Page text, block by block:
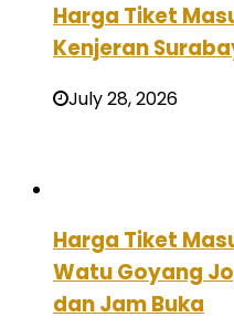
Harga Tiket
Kenjeran
July 28, 2026
Harga Tiket
Watu Goyang
dan Jam Buka